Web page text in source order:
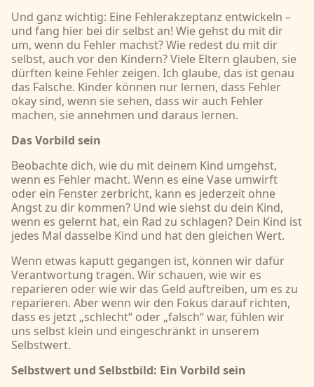
Und ganz wichtig: Eine Fehlerakzeptanz entwickeln –
und fang hier bei dir selbst an! Wie gehst du mit dir
um, wenn du Fehler machst? Wie redest du mit dir
selbst, auch vor den Kindern? Viele Eltern glauben, sie
dürften keine Fehler zeigen. Ich glaube, das ist genau
das Falsche. Kinder können nur lernen, dass Fehler
okay sind, wenn sie sehen, dass wir auch Fehler
machen, sie annehmen und daraus lernen.
Das Vorbild sein
Beobachte dich, wie du mit deinem Kind umgehst,
wenn es Fehler macht. Wenn es eine Vase umwirft
oder ein Fenster zerbricht, kann es jederzeit ohne
Angst zu dir kommen? Und wie siehst du dein Kind,
wenn es gelernt hat, ein Rad zu schlagen? Dein Kind ist
jedes Mal dasselbe Kind und hat den gleichen Wert.
Wenn etwas kaputt gegangen ist, können wir dafür
Verantwortung tragen. Wir schauen, wie wir es
reparieren oder wie wir das Geld auftreiben, um es zu
reparieren. Aber wenn wir den Fokus darauf richten,
dass es jetzt „schlecht“ oder „falsch“ war, fühlen wir
uns selbst klein und eingeschränkt in unserem
Selbstwert.
Selbstwert und Selbstbild: Ein Vorbild sein